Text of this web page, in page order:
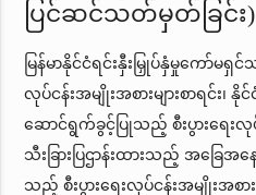
ပြင်ဆင်သတ်မှတ်ခြင်း)
မြန်မာနိုင်ငံရင်းနှီးမြှုပ်နှံမှုကော်မရှ
လုပ်ငန်းအမျိုးအစားများစာရင်း၊
ဆောင်ရွက်ခွင့်ပြုသည့် စီးပွားရေးလုပ်
သီးခြားပြဌာန်းထားသည့် အခြေအ
သည့် စီးပွားရေးလုပ်ငန်းအမျိုးအစာ